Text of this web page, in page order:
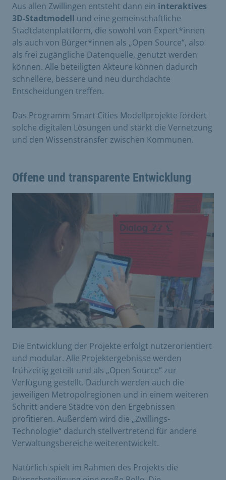
Aus allen Zwillingen entsteht dann ein interaktives
3D-Stadtmodell und eine gemeinschaftliche
Stadtdatenplattform, die sowohl von Expert*innen
als auch von Bürger*innen als „Open Source“, also
als frei zugängliche Datenquelle, genutzt werden
können. Alle beteiligten Akteure können dadurch
schnellere, bessere und neu durchdachte
Entscheidungen treffen.
Das Programm Smart Cities Modellprojekte fördert
solche digitalen Lösungen und stärkt die Vernetzung
und den Wissenstransfer zwischen Kommunen.
Offene und transparente Entwicklung
Die Entwicklung der Projekte erfolgt nutzerorientiert
und modular. Alle Projektergebnisse werden
frühzeitig geteilt und als „Open Source“ zur
Verfügung gestellt. Dadurch werden auch die
jeweiligen Metropolregionen und in einem weiteren
Schritt andere Städte von den Ergebnissen
profitieren. Außerdem wird die „Zwillings-
Technologie“ dadurch stellvertretend für andere
Verwaltungsbereiche weiterentwickelt.
Natürlich spielt im Rahmen des Projekts die